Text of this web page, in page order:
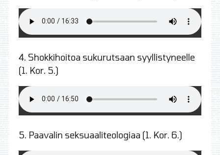
4. Shokkihoitoa sukurutsaan syyllistyneelle
(1. Kor. 5.)
5. Paavalin seksuaaliteologiaa (1. Kor. 6.)